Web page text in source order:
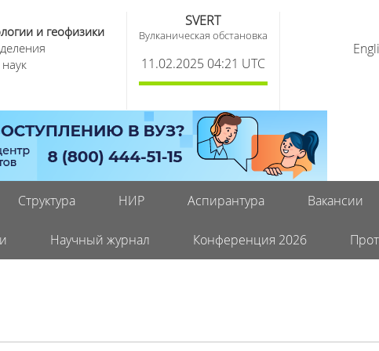
и геофизики
SVERT
Вулканическая обстановка
11.02.2025 04:21 UTC
Структура НИР Аспирантура Вакансии
Научный журнал Конференция 2026